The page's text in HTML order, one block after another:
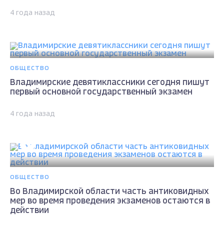
4 года назад
ОБЩЕСТВО
Владимирские девятиклассники сегодня пишут
первый основной государственный экзамен
4 года назад
ОБЩЕСТВО
Во Владимирской области часть антиковидных
мер во время проведения экзаменов остаются в
действии